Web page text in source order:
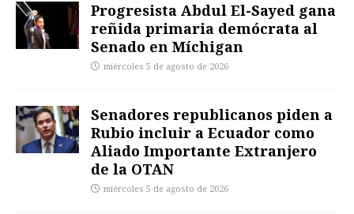
Progresista Abdul El-Sayed gana
reñida primaria demócrata al
Senado en Míchigan
miércoles 5 de agosto de 2026
Senadores republicanos piden a
Rubio incluir a Ecuador como
Aliado Importante Extranjero
de la OTAN
miércoles 5 de agosto de 2026